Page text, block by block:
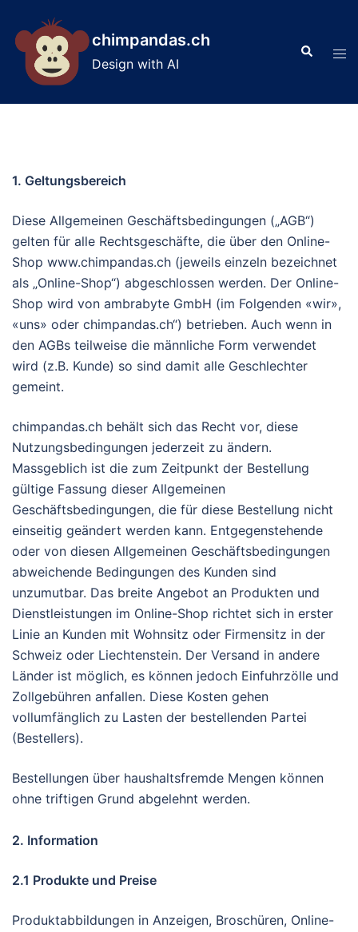
content
chimpandas.ch
Design with AI
Search
1. Geltungsbereich
Diese Allgemeinen Geschäftsbedingungen („AGB“)
gelten für alle Rechtsgeschäfte, die über den Online-
Shop www.chimpandas.ch (jeweils einzeln bezeichnet
als „Online-Shop“) abgeschlossen werden. Der Online-
Shop wird von ambrabyte GmbH (im Folgenden «wir»,
«uns» oder chimpandas.ch“) betrieben. Auch wenn in
den AGBs teilweise die männliche Form verwendet
wird (z.B. Kunde) so sind damit alle Geschlechter
gemeint.
chimpandas.ch behält sich das Recht vor, diese
Nutzungsbedingungen jederzeit zu ändern.
Massgeblich ist die zum Zeitpunkt der Bestellung
gültige Fassung dieser Allgemeinen
Geschäftsbedingungen, die für diese Bestellung nicht
einseitig geändert werden kann. Entgegenstehende
oder von diesen Allgemeinen Geschäftsbedingungen
abweichende Bedingungen des Kunden sind
unzumutbar. Das breite Angebot an Produkten und
Dienstleistungen im Online-Shop richtet sich in erster
Linie an Kunden mit Wohnsitz oder Firmensitz in der
Schweiz oder Liechtenstein. Der Versand in andere
Länder ist möglich, es können jedoch Einfuhrzölle und
Zollgebühren anfallen. Diese Kosten gehen
vollumfänglich zu Lasten der bestellenden Partei
(Bestellers).
Bestellungen über haushaltsfremde Mengen können
ohne triftigen Grund abgelehnt werden.
2. Information
2.1 Produkte und Preise
Produktabbildungen in Anzeigen, Broschüren, Online-